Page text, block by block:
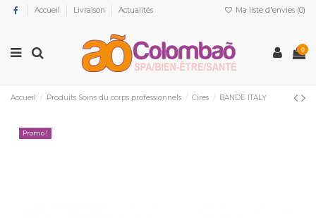
Accueil Livraison Actualités Ma liste d'envies (0)
0
Accueil Produits Soins du corps professionnels Cires BANDE ITALY
Promo !